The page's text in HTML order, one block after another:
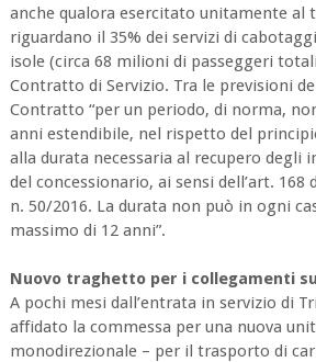
anche qualora esercitato unitamente al
riguardano il 35% dei servizi di
isole (circa 68 milioni di passeggeri
Contratto di Servizio. Tra le previsioni
Contratto “per un periodo, di norma,
anni estendibile, nel rispetto del
alla durata necessaria al recupero degli
del concessionario, ai sensi dell’art. 168
n. 50/2016. La durata non può in ogni
massimo di 12 anni”.
Nuovo traghetto per i collegamenti
A pochi mesi dall’entrata in servizio di
affidato la commessa per una nuova
monodirezionale – per il trasporto di